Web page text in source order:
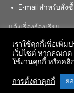
E-mail สำหรับสั่ง
แจ้งเรื่องร้องเรียน
Copyright © 2018 . All
เราใช้คุกกี้เพื่อเพิ่ม
เว็บไซต์ หากคุณก
ใช้งานคุกกี้ หรือคลิ
การตั้งค่าคุกกี้ ย